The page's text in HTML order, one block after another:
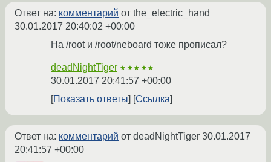
Ответ на: комментарий от the_electric_hand
30.01.2017 20:40:02 +00:00
На /root и /root/neboard тоже прописал?
deadNightTiger ★★★★★
30.01.2017 20:41:57 +00:00
Показать ответы
Ссылка
Ответ на: комментарий от deadNightTiger 30.01.2017
20:41:57 +00:00